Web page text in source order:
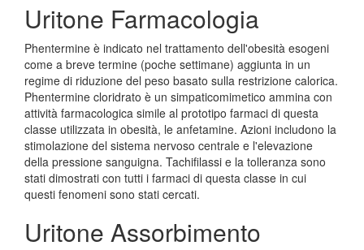
Uritone Farmacologia
Phentermine è indicato nel trattamento dell'obesità esogeni
come a breve termine (poche settimane) aggiunta in un
regime di riduzione del peso basato sulla restrizione calorica.
Phentermine cloridrato è un simpaticomimetico ammina con
attività farmacologica simile al prototipo farmaci di questa
classe utilizzata in obesità, le anfetamine. Azioni includono la
stimolazione del sistema nervoso centrale e l'elevazione
della pressione sanguigna. Tachifilassi e la tolleranza sono
stati dimostrati con tutti i farmaci di questa classe in cui
questi fenomeni sono stati cercati.
Uritone Assorbimento